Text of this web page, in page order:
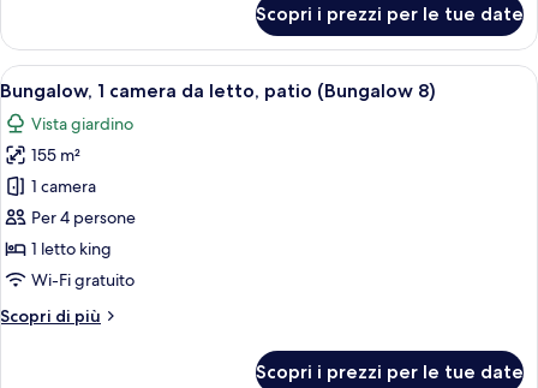
22)
1
camera
da
letto,
patio
(Bungalow
22)
Scopri i prezzi per le tue date
Apri
tutte
le
foto
per
Bungalow,
1
camera
letto,
Un ampio soggiorno con divano,
12
Bungalow, 1 camera da letto, patio (Bungalow 8)
Vista giardino
155 m²
1 camera
Per 4 persone
1 letto king
Wi-Fi gratuito
Scopri di più
Altri
Scopri i prezzi per le tue date